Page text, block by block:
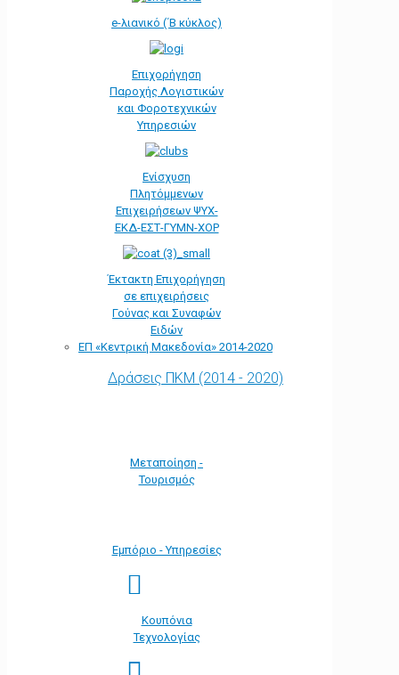
e-λιανικό (΄Β κύκλος)
Επιχορήγηση
Παροχής Λογιστικών
και Φοροτεχνικών
Υπηρεσιών
Ενίσχυση
Πλητόμμενων
Επιχειρήσεων ΨΥΧ-
ΕΚΔ-ΕΣΤ-ΓΥΜΝ-ΧΟΡ
Έκτακτη Επιχορήγηση
σε επιχειρήσεις
Γούνας και Συναφών
Ειδών
ΕΠ «Kεντρική Μακεδονία» 2014-2020
Δράσεις ΠΚΜ (2014 - 2020)
Μεταποίηση -
Τουρισμός
Εμπόριο - Υπηρεσίες
Κουπόνια
Τεχνολογίας